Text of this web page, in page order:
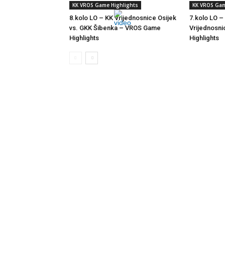
KK VROS Game Highlights
8.kolo LO – KK Vrijednosnice Osijek
vs. GKK Šibenka – VROS Game
Highlights
KK VROS
7.kolo LO –
Highlights